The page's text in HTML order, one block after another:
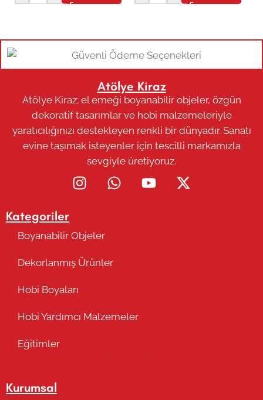
Atölye Kiraz
Atölye Kiraz; el emeği boyanabilir objeler, özgün
dekoratif tasarımlar ve hobi malzemeleriyle
yaratıcılığınızı destekleyen renkli bir dünyadır. Sanatı
evine taşımak isteyenler için tescilli markamızla
sevgiyle üretiyoruz.
Kategoriler
Boyanabilir Objeler
Dekorlanmış Ürünler
Hobi Boyaları
Hobi Yardımcı Malzemeler
Eğitimler
Kurumsal